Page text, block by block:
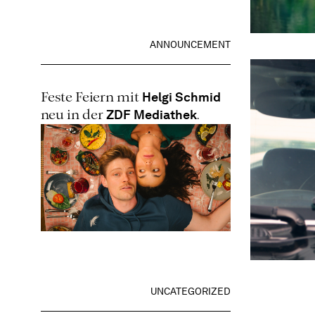
ANNOUNCEMENT
Feste Feiern mit Helgi Schmid
neu in der ZDF Mediathek.
UNCATEGORIZED